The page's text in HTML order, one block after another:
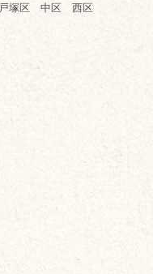
塚区 中区 西区